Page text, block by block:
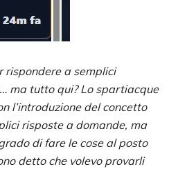
rispondere a semplici
ma tutto qui? Lo spartiacque
l’introduzione del concetto
risposte a domande, ma
di fare le cose al posto
detto che volevo provarli